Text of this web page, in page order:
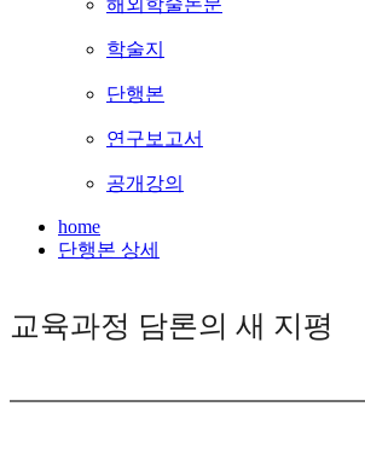
해외학술논문
학술지
단행본
연구보고서
공개강의
home
단행본 상세
교육과정 담론의 새 지평